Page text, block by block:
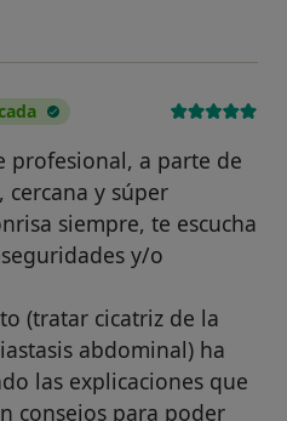
profesional, a parte de
cercana y súper
siempre, te escucha
y/o
(tratar cicatriz de la
abdominal) ha
las explicaciones que
consejos para poder